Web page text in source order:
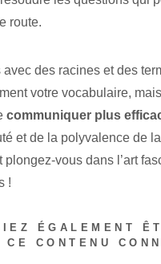
route.
avec des racines et des
votre vocabulaire,
communiquer plus
et de la polyvalence de
plongez-vous dans l’art
!
ÉGALEMENT
CE CONTENU